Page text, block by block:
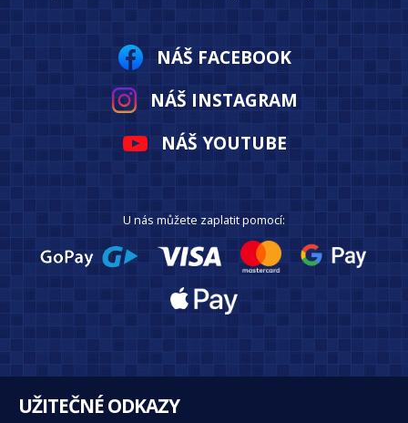
NÁŠ FACEBOOK
NÁŠ INSTAGRAM
NÁŠ YOUTUBE
U nás můžete zaplatit pomocí:
UŽITEČNÉ ODKAZY